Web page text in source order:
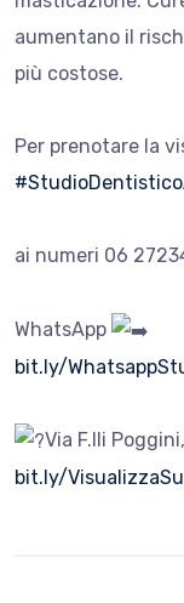
aumentano il
più costose.
Per prenotare la
ai numeri 06
WhatsApp
bit.ly/
Via F.lli
bit.ly/